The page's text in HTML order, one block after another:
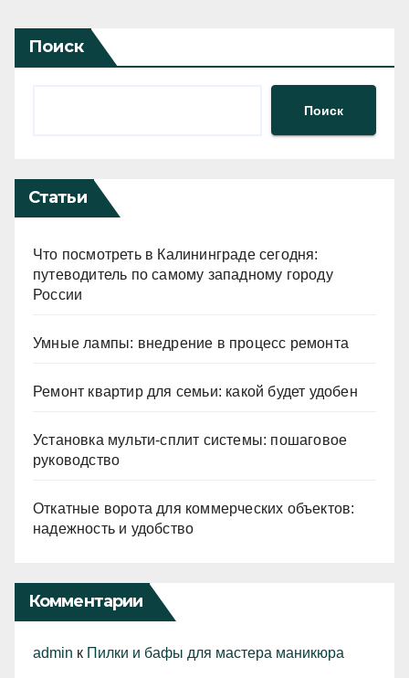
Поиск
Поиск
Статьи
Что посмотреть в Калининграде сегодня:
путеводитель по самому западному городу
России
Умные лампы: внедрение в процесс ремонта
Ремонт квартир для семьи: какой будет удобен
Установка мульти-сплит системы: пошаговое
руководство
Откатные ворота для коммерческих объектов:
надежность и удобство
Комментарии
admin к Пилки и бафы для мастера маникюра